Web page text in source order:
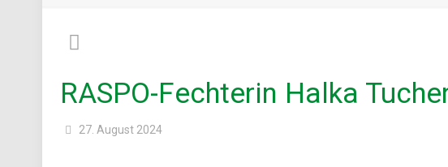
RASPO-Fechterin Halka
27. August 2024